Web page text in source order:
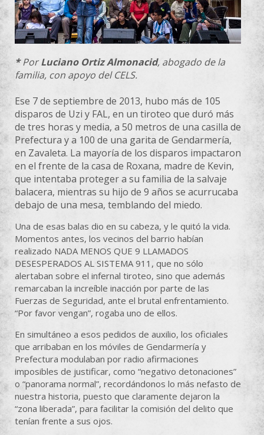
*PorLuciano Ortiz Almonacid, abogado de la
familia, con apoyo del CELS.
Ese 7 de septiembre de 2013, hubo más de 105
disparos de Uzi y FAL, en un tiroteo que duró más
de tres horas y media, a 50 metros de una casilla de
Prefectura y a 100 de una garita de Gendarmería,
en Zavaleta. La mayoría de los disparos impactaron
en el frente de la casa de Roxana, madre de Kevin,
que intentaba proteger a su familia de la salvaje
balacera, mientras su hijo de 9 años se acurrucaba
debajo de una mesa, temblando del miedo.
Una de esas balas dio en su cabeza, y le quitó la vida.
Momentos antes, los vecinos del barrio habían
realizado NADA MENOS QUE 9 LLAMADOS
DESESPERADOS AL SISTEMA 911, que no sólo
alertaban sobre el infernal tiroteo, sino que además
remarcaban la increíble inacción por parte de las
Fuerzas de Seguridad, ante el brutal enfrentamiento.
“Por favor vengan”, rogaba uno de ellos.
En simultáneo a esos pedidos de auxilio, los oficiales
que arribaban en los móviles de Gendarmería y
Prefectura modulaban por radio afirmaciones
imposibles de justificar, como “negativo detonaciones”
o “panorama normal”, recordándonos lo más nefasto de
nuestra historia, puesto que claramente dejaron la
“zona liberada”, para facilitar la comisión del delito que
tenían frente a sus ojos.